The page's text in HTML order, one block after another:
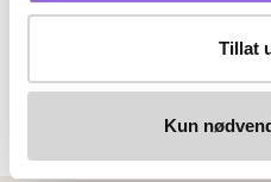
Tillat
Kun